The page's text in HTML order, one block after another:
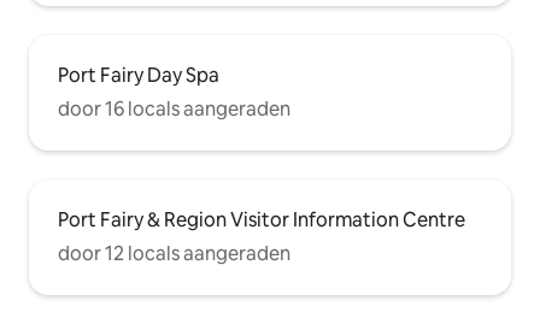
Port Fairy Day Spa
door 16 locals aangeraden
Port Fairy & Region Visitor Information Centre
door 12 locals aangeraden